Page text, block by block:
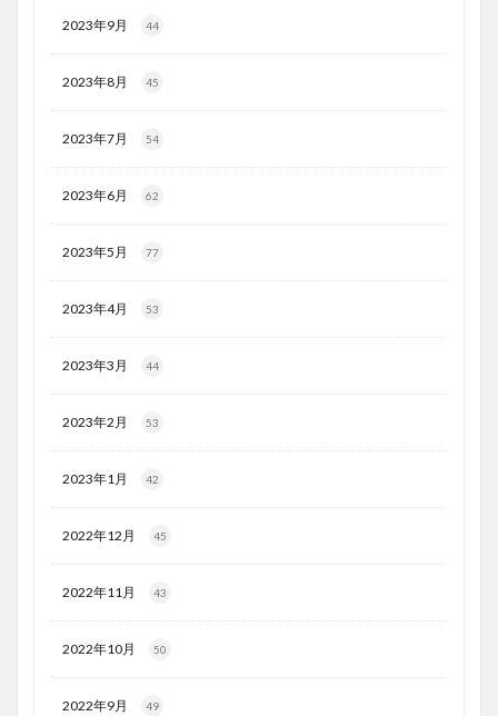
2023年9月 44
2023年8月 45
2023年7月 54
2023年6月 62
2023年5月 77
2023年4月 53
2023年3月 44
2023年2月 53
2023年1月 42
2022年12月 45
2022年11月 43
2022年10月 50
2022年9月 49